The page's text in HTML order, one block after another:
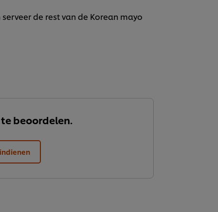
de rest van de Korean mayo
beoordelen.